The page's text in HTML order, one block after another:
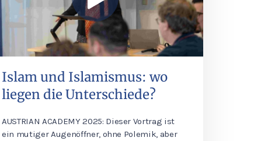
Islam und Islamismus: wo
liegen die Unterschiede?
AUSTRIAN ACADEMY 2025: Dieser Vortrag ist
ein mutiger Augenöffner, ohne Polemik, aber